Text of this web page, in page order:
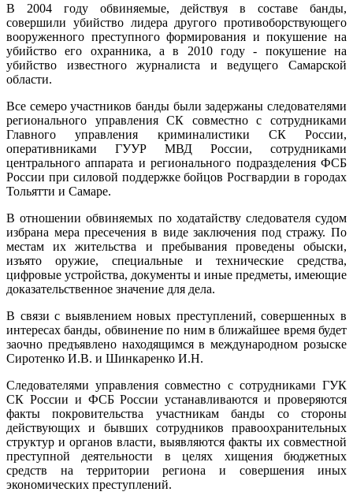
В 2004 году обвиняемые, действуя в составе банды,
совершили убийство лидера другого противоборствующего
вооруженного преступного формирования и покушение на
убийство его охранника, а в 2010 году - покушение на
убийство известного журналиста и ведущего Самарской
области.
Все семеро участников банды были задержаны следователями
регионального управления СК совместно с сотрудниками
Главного управления криминалистики СК России,
оперативниками ГУУР МВД России, сотрудниками
центрального аппарата и регионального подразделения ФСБ
России при силовой поддержке бойцов Росгвардии в городах
Тольятти и Самаре.
В отношении обвиняемых по ходатайству следователя судом
избрана мера пресечения в виде заключения под стражу. По
местам их жительства и пребывания проведены обыски,
изъято оружие, специальные и технические средства,
цифровые устройства, документы и иные предметы, имеющие
доказательственное значение для дела.
В связи с выявлением новых преступлений, совершенных в
интересах банды, обвинение по ним в ближайшее время будет
заочно предъявлено находящимся в международном розыске
Сиротенко И.В. и Шинкаренко И.Н.
Следователями управления совместно с сотрудниками ГУК
СК России и ФСБ России устанавливаются и проверяются
факты покровительства участникам банды со стороны
действующих и бывших сотрудников правоохранительных
структур и органов власти, выявляются факты их совместной
преступной деятельности в целях хищения бюджетных
средств на территории региона и совершения иных
экономических преступлений.